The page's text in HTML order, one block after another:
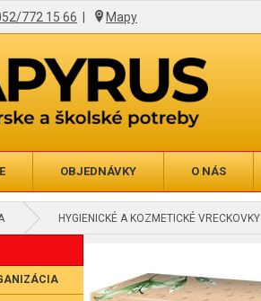
772 15 66 Mapy
OBJEDNÁVKY O NÁS
HYGIENICKÉ A KOZMETICKÉ VRECKOVKY